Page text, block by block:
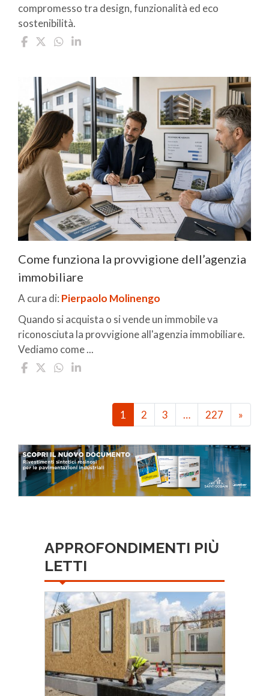
compromesso tra design, funzionalità ed eco
sostenibilità.
Come funziona la provvigione dell’agenzia
immobiliare
A cura di: Pierpaolo Molinengo
Quando si acquista o si vende un immobile va
riconosciuta la provvigione all'agenzia immobiliare.
Vediamo come ...
1 2 3 … 227 »
APPROFONDIMENTI PIÙ
LETTI